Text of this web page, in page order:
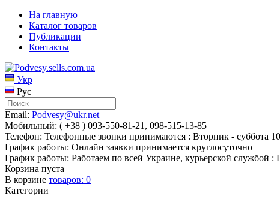
На главную
Каталог товаров
Публикации
Контакты
Укр
Рус
Email: Podvesy@ukr.net
Мобильный: ( +38 ) 093-550-81-21, 098-515-13-85
Телефон: Телефонные звонки принимаются : Вторник - суббота
График работы: Онлайн заявки принимается круглосуточно
График работы: Работаем по всей Украине, курьерской службой :
Корзина пуста
В корзине товаров: 0
Категории